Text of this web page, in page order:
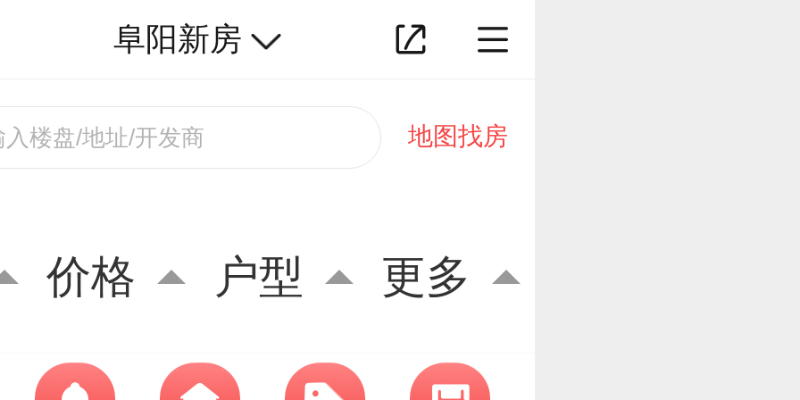
阜阳新房
地图找房
价格 户型 更多